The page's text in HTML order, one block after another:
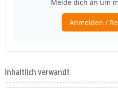
Inhaltlich verwandt